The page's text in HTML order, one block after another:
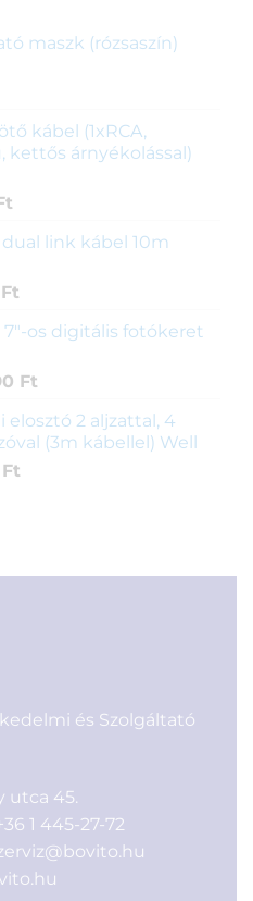
maszk (rózsaszín)
Ft.
kábel (1xRCA,
kettős árnyékolással)
Current
is:
990 Ft.
dual link kábel 10m
FtCurrent
is:
990 Ft.
7"-os digitális fotókeret
FtCurrent
is:
22
elosztó 2 aljzattal, 4
(3m kábellel) Well
FtCurrent
és Szolgáltató
utca 45.
1 445-27-72